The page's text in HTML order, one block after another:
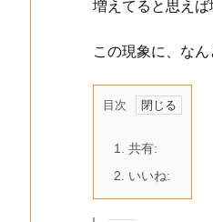
増えてると思えば
この現象に、なん
目次
1. 共有:
2. いいね: